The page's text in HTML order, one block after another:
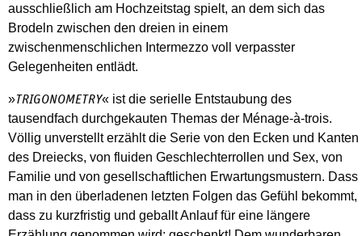
ausschließlich am Hochzeitstag spielt, an dem sich das
Brodeln zwischen den dreien in einem
zwischenmenschlichen Intermezzo voll verpasster
Gelegenheiten entlädt.
»TRIGONOMETRY« ist die serielle Entstaubung des
tausendfach durchgekauten Themas der Ménage-à-trois.
Völlig unverstellt erzählt die Serie von den Ecken und Kanten
des Dreiecks, von fluiden Geschlechterrollen und Sex, von
Familie und von gesellschaftlichen Erwartungsmustern. Dass
man in den überladenen letzten Folgen das Gefühl bekommt,
dass zu kurzfristig und geballt Anlauf für eine längere